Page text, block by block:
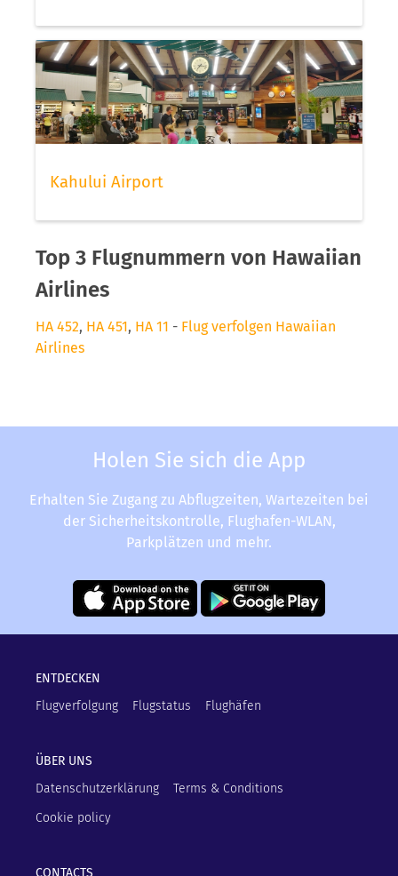
Kahului Airport
Top 3 Flugnummern von Hawaiian
Airlines
HA 452, HA 451, HA 11 - Flug verfolgen Hawaiian
Airlines
Holen Sie sich die App
Erhalten Sie Zugang zu Abflugzeiten, Wartezeiten bei
der Sicherheitskontrolle, Flughafen-WLAN,
Parkplätzen und mehr.
ENTDECKEN
Flugverfolgung
Flugstatus Flughäfen
ÜBER UNS
Datenschutzerklärung
Terms & Conditions
Cookie policy